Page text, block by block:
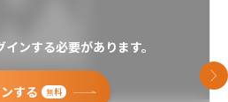
ンする必要があります。
する 無料
次